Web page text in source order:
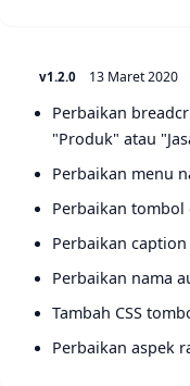
v1.2.0 13 Maret 2020
Perbaikan
"Produk" atau
Perbaikan menu
Perbaikan
Perbaikan
Perbaikan nama
Tambah CSS
Perbaikan aspek